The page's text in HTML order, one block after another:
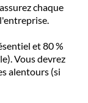
chaque
et 80 %
Vous devrez
alentours (si